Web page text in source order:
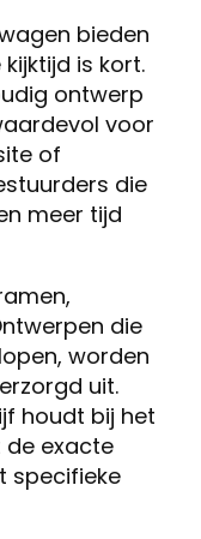
bieden
is kort.
ontwerp
voor
of
die
meer tijd
die
worden
uit.
houdt bij het
de exacte
specifieke